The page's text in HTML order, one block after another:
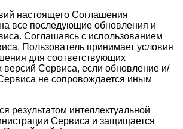
настоящего Соглашения
все последующие обновления и
Соглашаясь с использованием
Пользователь принимает условия
для соответствующих
Сервиса, если обновление и/
не сопровождается иным
результатом интеллектуальной
Сервиса и защищается